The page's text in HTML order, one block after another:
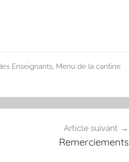
Enseignants, Menu de la cantine
Article suivant
Remerciements